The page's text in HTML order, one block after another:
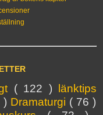
( 122 ) länktips
) Dramaturgi ( 76 )